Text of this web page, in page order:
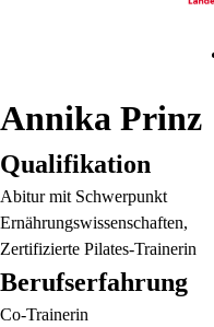
Annika Prinz
Qualifikation
Abitur mit Schwerpunkt
Ernährungswissenschaften,
Zertifizierte Pilates-Trainerin
Berufserfahrung
Co-Trainerin